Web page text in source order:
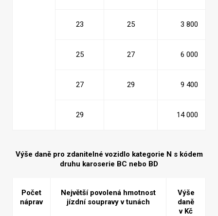
23 25 3 800
25 27 6 000
27 29 9 400
29 14 000
Výše daně pro zdanitelné vozidlo kategorie N s kódem
druhu karoserie BC nebo BD
Počet
náprav
Největší povolená hmotnost
jízdní soupravy v tunách
Výše
daně
v Kč